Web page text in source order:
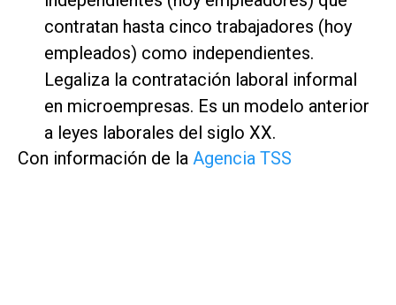
contratan hasta cinco trabajadores (hoy
empleados) como independientes.
Legaliza la contratación laboral informal
en microempresas. Es un modelo anterior
a leyes laborales del siglo XX.
Con información de la Agencia TSS